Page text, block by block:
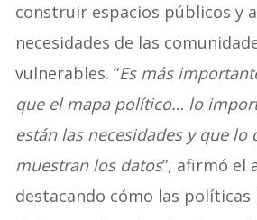
construir espacios públicos y
necesidades de las
vulnerables. “Es más
que el mapa político… lo
están las necesidades y que lo
muestran los datos”, afirmó el
destacando cómo las políticas